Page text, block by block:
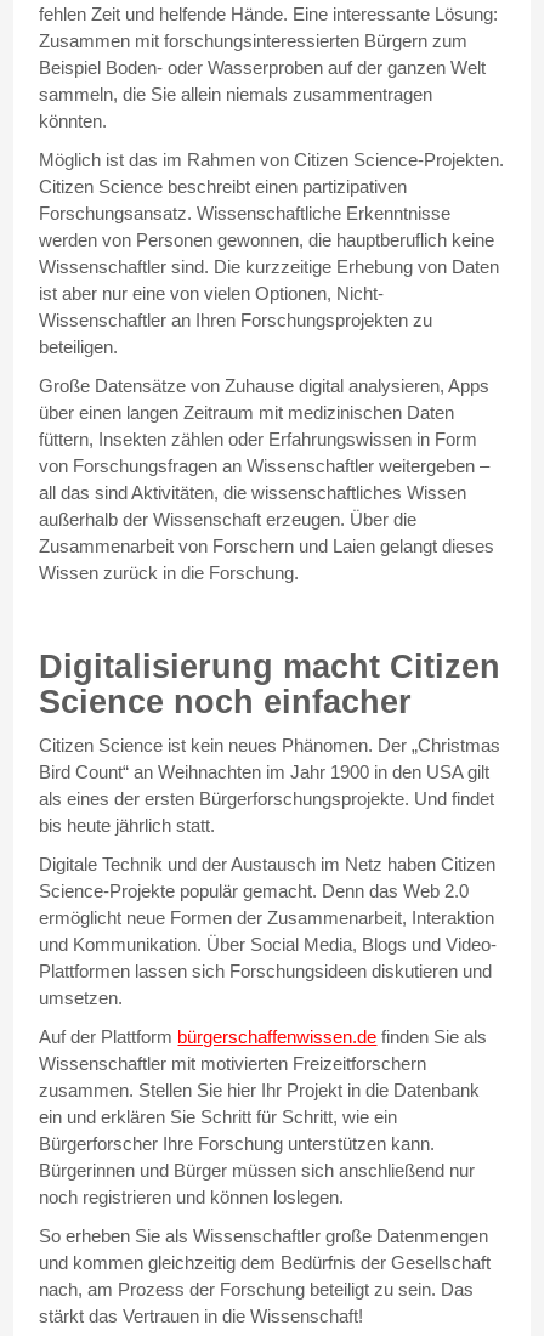
fehlen Zeit und helfende Hände. Eine interessante Lösung:
Zusammen mit forschungsinteressierten Bürgern zum
Beispiel Boden- oder Wasserproben auf der ganzen Welt
sammeln, die Sie allein niemals zusammentragen
könnten.
Möglich ist das im Rahmen von Citizen Science-Projekten.
Citizen Science beschreibt einen partizipativen
Forschungsansatz. Wissenschaftliche Erkenntnisse
werden von Personen gewonnen, die hauptberuflich keine
Wissenschaftler sind. Die kurzzeitige Erhebung von Daten
ist aber nur eine von vielen Optionen, Nicht-
Wissenschaftler an Ihren Forschungsprojekten zu
beteiligen.
Große Datensätze von Zuhause digital analysieren, Apps
über einen langen Zeitraum mit medizinischen Daten
füttern, Insekten zählen oder Erfahrungswissen in Form
von Forschungsfragen an Wissenschaftler weitergeben –
all das sind Aktivitäten, die wissenschaftliches Wissen
außerhalb der Wissenschaft erzeugen. Über die
Zusammenarbeit von Forschern und Laien gelangt dieses
Wissen zurück in die Forschung.
Digitalisierung macht Citizen
Science noch einfacher
Citizen Science ist kein neues Phänomen. Der „Christmas
Bird Count“ an Weihnachten im Jahr 1900 in den USA gilt
als eines der ersten Bürgerforschungsprojekte. Und findet
bis heute jährlich statt.
Digitale Technik und der Austausch im Netz haben Citizen
Science-Projekte populär gemacht. Denn das Web 2.0
ermöglicht neue Formen der Zusammenarbeit, Interaktion
und Kommunikation. Über Social Media, Blogs und Video-
Plattformen lassen sich Forschungsideen diskutieren und
umsetzen.
Auf der Plattform bürgerschaffenwissen.de finden Sie als
Wissenschaftler mit motivierten Freizeitforschern
zusammen. Stellen Sie hier Ihr Projekt in die Datenbank
ein und erklären Sie Schritt für Schritt, wie ein
Bürgerforscher Ihre Forschung unterstützen kann.
Bürgerinnen und Bürger müssen sich anschließend nur
noch registrieren und können loslegen.
So erheben Sie als Wissenschaftler große Datenmengen
und kommen gleichzeitig dem Bedürfnis der Gesellschaft
nach, am Prozess der Forschung beteiligt zu sein. Das
stärkt das Vertrauen in die Wissenschaft!